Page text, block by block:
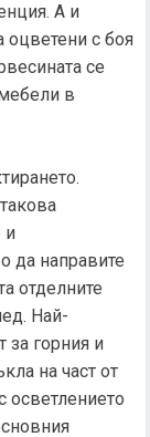
А и
оцветени с боя
се
в
и
да направите
отделните
Най-
за горния и
на част от
осветлението